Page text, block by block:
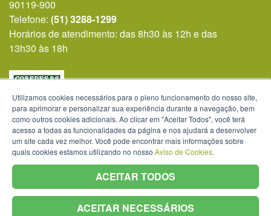
90119-900
Telefone: (51) 3288-1299
Horários de atendimento: das 8h30 às 12h e das
13h30 às 18h
Utilizamos cookies necessários para o pleno funcionamento do nosso site,
para aprimorar e personalizar sua experiência durante a navegação, bem
como outros cookies adicionais. Ao clicar em "Aceitar Todos", você terá
acesso a todas as funcionalidades da página e nos ajudará a desenvolver
um site cada vez melhor. Você pode encontrar mais informações sobre
quais cookies estamos utilizando no nosso Aviso de Cookies.
ACEITAR TODOS
ACEITAR NECESSÁRIOS